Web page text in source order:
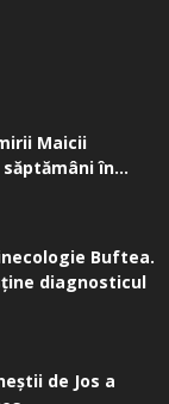
Maicii
în...
Buftea.
diagnosticul
de Jos a